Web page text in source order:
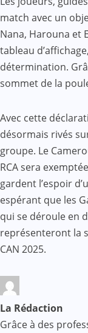
match avec un
Nana, Harouna et
tableau
détermination.
sommet de la
Avec cette
désormais rivés
groupe. Le
RCA sera
gardent l’espoir
espérant que les
qui se déroule en
représenteront la
CAN 2025.
La Rédaction
Grâce à des